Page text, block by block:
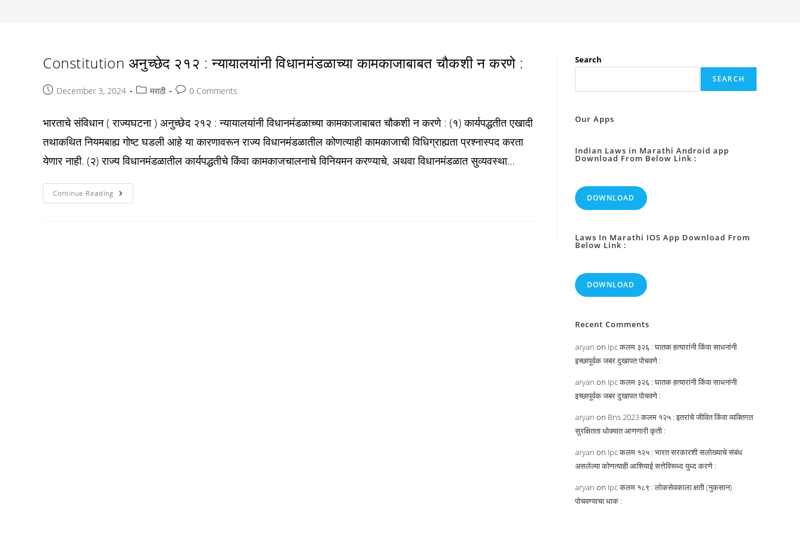
Constitution अनुच्छेद २१२ : न्यायालयांनी विधानमंडळाच्या कामकाजाबाबत चौकशी न करणे :
PostDecember 3, 2024
Postमराठी
Post0 Comments
भारताचे संविधान ( राज्यघटना ) अनुच्छेद २१२ : न्यायालयांनी विधानमंडळाच्या कामकाजाबाबत चौकशी न करणे : (१) कार्यपद्धतीत एखादी
तथाकथित नियमबाह्य गोष्ट घडली आहे या कारणावरून राज्य विधानमंडळातील कोणत्याही कामकाजाची विधिग्राह्यता प्रश्नास्पद करता
येणार नाही. (२) राज्य विधानमंडळातील कार्यपद्धतीचे किंवा कामकाजचालनाचे विनियमन करण्याचे, अथवा विधानमंडळात सुव्यवस्था…
Continue Reading Constitution
अनुच्छेद
Search
SEARCH
Our Apps
Indian Laws in Marathi Android app
Download From Below Link :
DOWNLOAD
Laws In Marathi IOS App Download From
Below Link :
DOWNLOAD
Recent Comments
aryan on Ipc कलम ३२६ : घातक हत्यारांनी किंवा साधनांनी
इच्छापूर्वक जबर दुखापत पोचवणे :
aryan on Ipc कलम ३२६ : घातक हत्यारांनी किंवा साधनांनी
इच्छापूर्वक जबर दुखापत पोचवणे :
aryan on Bns 2023 कलम १२५ : इतरांचे जीवित किंवा व्यक्तिगत
सुरक्षितता धोक्यात आणणारी कृती :
aryan on Ipc कलम १२५ : भारत सरकारशी सलोख्याचे संबंध
असलेल्या कोणत्याही आशियाई सत्तेविरूध्द युध्द करणे :
aryan on Ipc कलम १८९ : लोकसेवकाला क्षती (नुकसान)
पोचवण्याचा धाक :